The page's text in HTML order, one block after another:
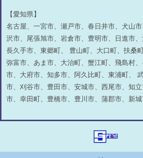
【愛知県】
名古屋、一宮市、瀬戸市、春日井市、犬山
沢市、尾張旭市、岩倉市、豊明市、日進市、
長久手市、東郷町、 豊山町、大口町、扶桑
弥富市、あま市、大治町、蟹江町、飛島村
市、大府市、知多市、阿久比町、東浦町、
市、刈谷市、豊田市、安城市、西尾市、知
市、幸田町、豊橋市、豊川市、蒲郡市、新